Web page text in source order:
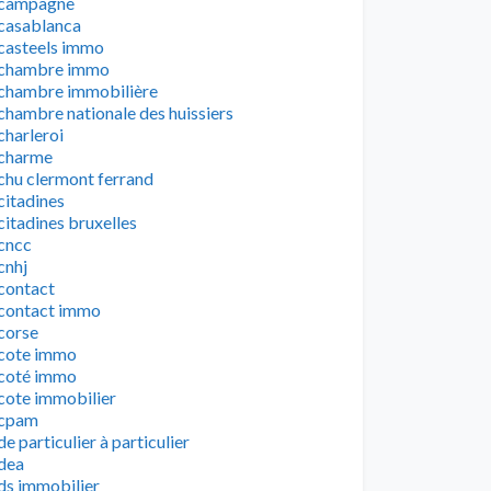
immo
immo
immobilière
nationale des huissiers
clermont ferrand
bruxelles
immo
immo
immo
immobilier
particulier à particulier
immobilier